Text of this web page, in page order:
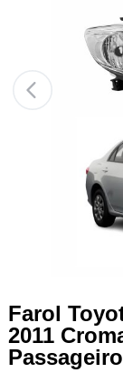
Farol
2011
Passageiro